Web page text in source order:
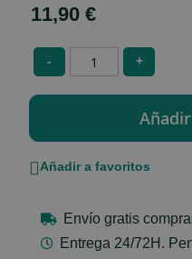
11,90 €
- +
Añadir a favoritos
Envío gratis
Entrega 24/72H.